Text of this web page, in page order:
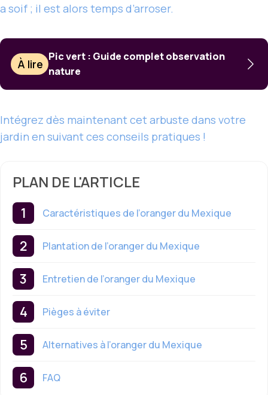
a soif ; il est alors temps d’arroser.
À lire
Pic vert : Guide complet observation
nature
Intégrez dès maintenant cet arbuste dans votre
jardin en suivant ces conseils pratiques !
PLAN DE L'ARTICLE
Caractéristiques de l’oranger du Mexique
Plantation de l’oranger du Mexique
Entretien de l’oranger du Mexique
Pièges à éviter
Alternatives à l’oranger du Mexique
FAQ